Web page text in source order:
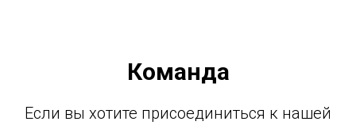
Команда
Если вы хотите присоединиться к нашей